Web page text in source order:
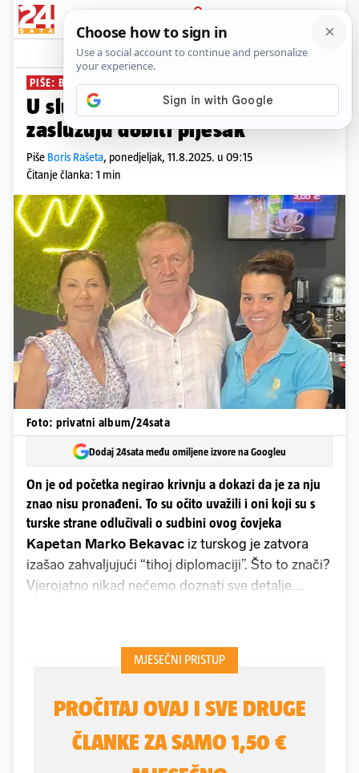
PRIJAVA
News Komentari
PIŠE: BORIS RAŠETA PLUS+
U slučaju kapetana Bekavca svi
zaslužuju dobiti pljesak
Piše Boris Rašeta, ponedjeljak, 11.8.2025. u 09:15
Čitanje članka: 1 min
Foto: privatni album/24sata
Dodaj 24sata među omiljene izvore na Googleu
On je od početka negirao krivnju a dokazi da je za nju
znao nisu pronađeni. To su očito uvažili i oni koji su s
turske strane odlučivali o sudbini ovog čovjeka
Kapetan Marko Bekavac iz turskog je zatvora
izašao zahvaljujući “tihoj diplomaciji”. Što to znači?
Vjerojatno nikad nećemo doznati sve detalje.
kabinet premijera i odgovarajuća razina diplomata.
Podaci će morati ostati pod embargom jer je
je dakle isposlovan neki popust. Kapetan je osuđen
po zapovjednoj odgovornosti - na njegovom je
brodu pronađena droga.